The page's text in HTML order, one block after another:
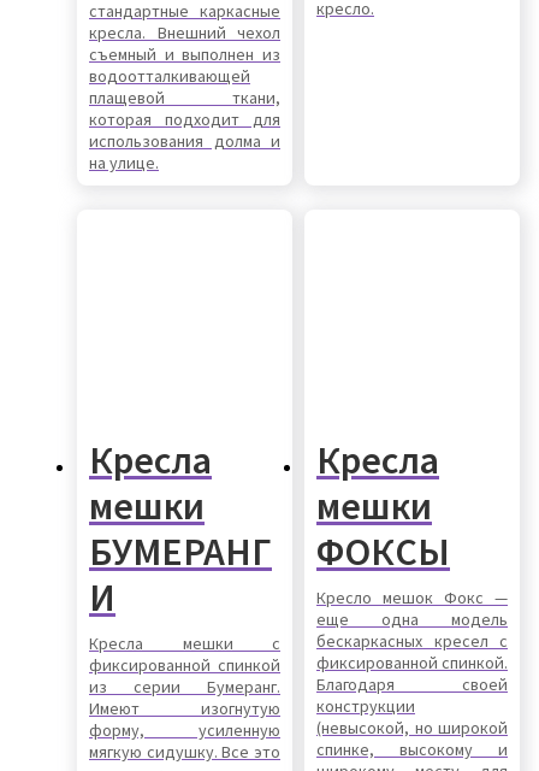
стандартные каркасные
кресла. Внешний чехол
съемный и выполнен из
водоотталкивающей
плащевой ткани,
которая подходит для
использования долма и
на улице.
кресло.
Кресла
мешки
БУМЕРАНГ
И
Кресла мешки с
фиксированной спинкой
из серии Бумеранг.
Имеют изогнутую
форму, усиленную
мягкую сидушку. Все это
Кресла
мешки
ФОКСЫ
Кресло мешок Фокс —
еще одна модель
бескаркасных кресел с
фиксированной спинкой.
Благодаря своей
конструкции
(невысокой, но широкой
спинке, высокому и